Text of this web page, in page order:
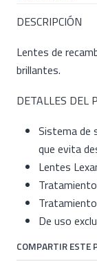
DESCRIPCIÓN
Lentes de
brillantes.
DETALLES DEL
Sistema de
que evita
Lentes
De uso
COMPARTIR ESTE